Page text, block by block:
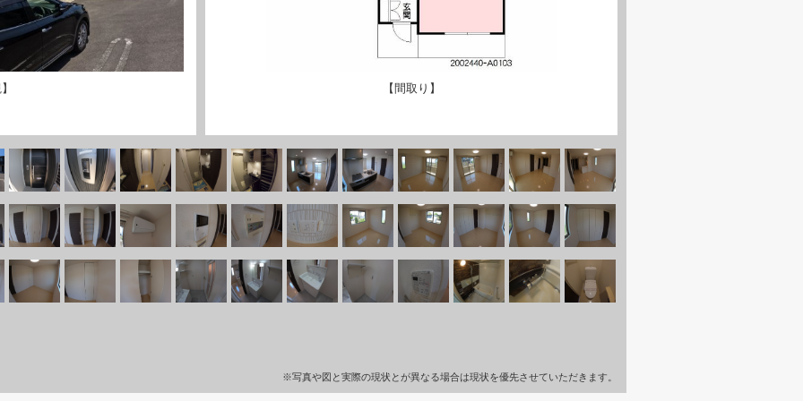
【間取り】
※写真や図と実際の現状とが異なる場合は現状を優先させていただきます。